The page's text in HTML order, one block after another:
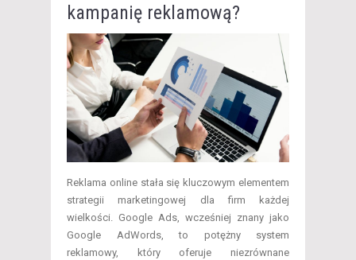
kampanię reklamową?
Reklama online stała się kluczowym elementem
strategii marketingowej dla firm każdej
wielkości. Google Ads, wcześniej znany jako
Google AdWords, to potężny system
reklamowy, który oferuje niezrównane